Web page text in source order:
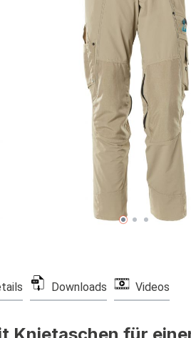
Downloads Videos